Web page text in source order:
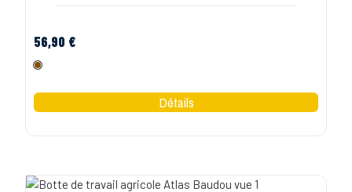
56,90 €
Marron